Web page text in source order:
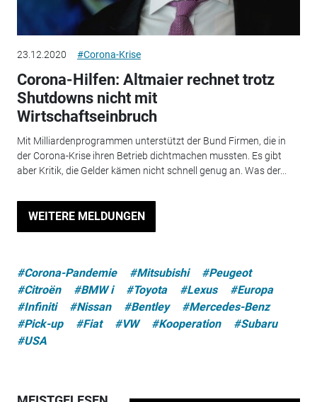
23.12.2020 #Corona-Krise
Corona-Hilfen: Altmaier rechnet trotz
Shutdowns nicht mit
Wirtschaftseinbruch
Mit Milliardenprogrammen unterstützt der Bund Firmen, die in
der Corona-Krise ihren Betrieb dichtmachen mussten. Es gibt
aber Kritik, die Gelder kämen nicht schnell genug an. Was der...
WEITERE MELDUNGEN
#Corona-Pandemie #Mitsubishi
#Peugeot
#Citroën
#BMW i #Toyota #Lexus
#Europa
#Infiniti
#Nissan #Bentley
#Mercedes-Benz
#Pick-up
#Fiat #VW #Kooperation
#Subaru
#USA